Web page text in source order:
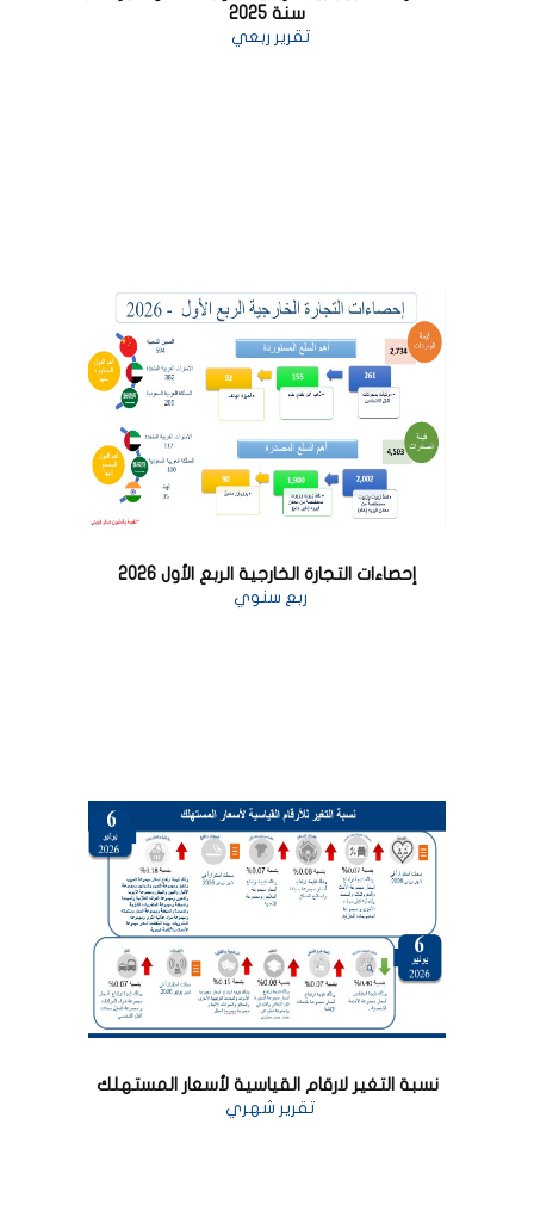
سنة 2025
تقرير ربعي
إحصاءات التجارة الخارجية الربع الأول 2026
ربع سنوي
نسبة التغير لارقام القياسية لأسعار المستهلك
تقرير شهري